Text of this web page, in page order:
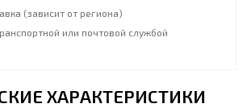
(зависит от региона)
или почтовой службой
ХАРАКТЕРИСТИКИ